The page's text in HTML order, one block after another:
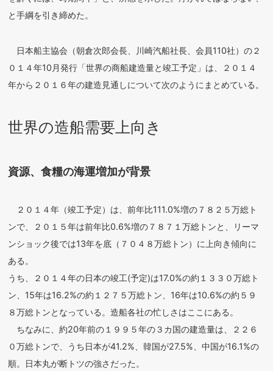
と手綱を引き締めた。
日本船主協会（朝倉次郎会長、川崎汽船社長、会員110社）の２
０１４年10月発行「世界の商船建造量と竣工予定」は、２０１４
年から２０１６年の建造見通しについて次のようにまとめている。
世界の造船需要上向き
資源、食糧の海運増加が背景
２０１４年（竣工予定）は、前年比111.0%増の７８２５万総ト
ンで、２０１５年は前年比0.6%増の７８７１万総トンと、リーマ
ンショック後では13年を底（７０４８万総トン）に上向き傾向に
ある。
うち、２０１４年の日本の竣工(予定)は17.0%の約１３３０万総ト
ン、15年は16.2%の約１２７５万総トン、16年は10.6%の約５９
８万総トンとなっている。造船各社の忙しさはここにある。
ちなみに、約20年前の１９９５年の３カ国の建造量は、２２６
０万総トンで、うち日本が41.2%、韓国が27.5%、中国が16.1%の
順。日本丸が断トツの強さだった。